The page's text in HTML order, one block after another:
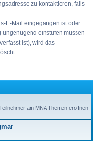
zu kontaktieren, falls
E-Mail eingegangen ist oder
ungenügend einstufen müssen
ist), wird das
am MNA Themen eröffnen